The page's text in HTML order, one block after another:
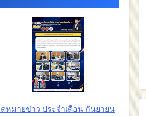
ดหมายข่าว ประจำเดือน กันยายน